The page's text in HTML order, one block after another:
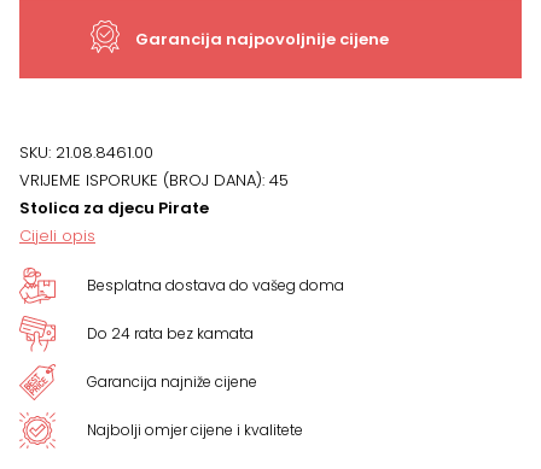
Garancija najpovoljnije cijene
SKU: 21.08.8461.00
VRIJEME ISPORUKE (BROJ DANA): 45
Stolica za djecu Pirate
Cijeli opis
Besplatna dostava do vašeg doma
Do 24 rata bez kamata
Garancija najniže cijene
Najbolji omjer cijene i kvalitete